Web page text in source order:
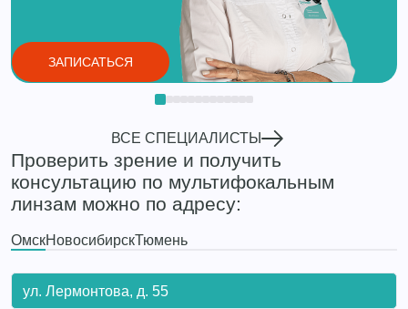
ЗАПИСАТЬСЯ
ВСЕ СПЕЦИАЛИСТЫ
Проверить зрение и получить
консультацию по мультифокальным
линзам можно по адресу:
ОмскНовосибирскТюмень
ул. Лермонтова, д. 55